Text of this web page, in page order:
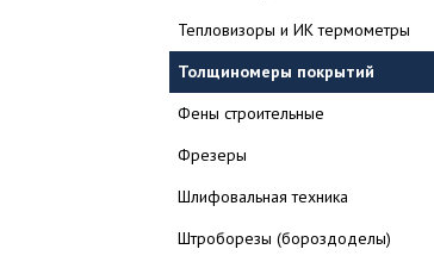
Тепловизоры и ИК термометры
Толщиномеры покрытий
Фены строительные
Фрезеры
Шлифовальная техника
Штроборезы (бороздоделы)